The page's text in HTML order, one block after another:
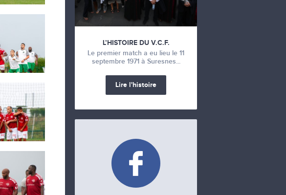
L’HISTOIRE DU V.C.F.
Le premier match a eu lieu le 11
septembre 1971 à Suresnes...
Lire l'histoire